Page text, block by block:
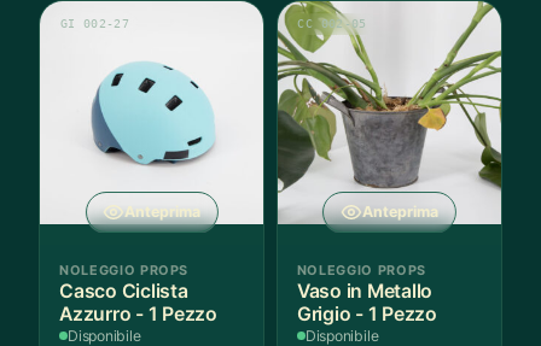
Anteprima
GI 002-27
NOLEGGIO PROPS
Casco Ciclista
Azzurro - 1 Pezzo
Disponibile
Anteprima
CC 002-05
NOLEGGIO PROPS
Vaso in Metallo
Grigio - 1 Pezzo
Disponibile